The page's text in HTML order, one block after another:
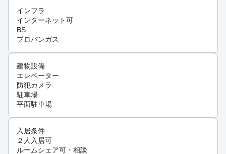
インフラ
インターネット可
BS
プロパンガス
建物設備
エレベーター
防犯カメラ
駐車場
平面駐車場
入居条件
２人入居可
ルームシェア可・相談